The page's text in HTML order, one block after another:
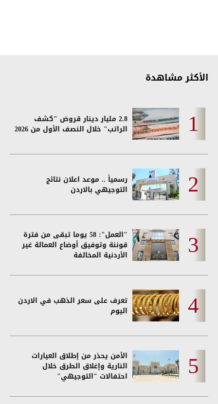
الأكثر مشاهدة
2.8 مليار دينار قروض "كشف
الراتب" خلال النصف الأول من 2026
رسمياً .. موعد اعلان نتائج
التوجيهي بالاردن
"العمل": 58 يوما تبقى من فترة
قوننة وتوفيق أوضاع العمالة غير
الأردنية المخالفة
تعرف على سعر الذهب في الاردن
اليوم
الأمن يحذر من إطلاق العيارات
النارية وإغلاق الطرق خلال
احتفالات "التوجيهي"